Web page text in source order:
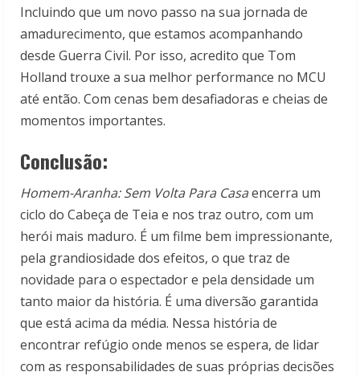
Incluindo que um novo passo na sua jornada de
amadurecimento, que estamos acompanhando
desde Guerra Civil. Por isso, acredito que Tom
Holland trouxe a sua melhor performance no MCU
até então. Com cenas bem desafiadoras e cheias de
momentos importantes.
Conclusão:
Homem-Aranha: Sem Volta Para Casaencerra um
ciclo do Cabeça de Teia e nos traz outro, com um
herói mais maduro. É um filme bem impressionante,
pela grandiosidade dos efeitos, o que traz de
novidade para o espectador e pela densidade um
tanto maior da história. É uma diversão garantida
que está acima da média. Nessa história de
encontrar refúgio onde menos se espera, de lidar
com as responsabilidades de suas próprias decisões